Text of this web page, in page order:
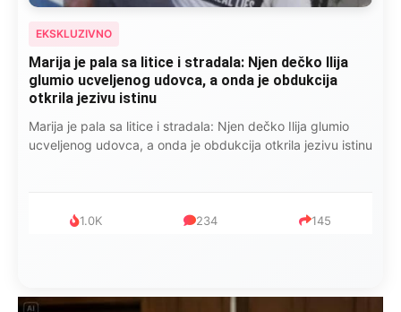
EKSKLUZIVNO
Marija je pala sa litice i stradala: Njen dečko Ilija
glumio ucveljenog udovca, a onda je obdukcija
otkrila jezivu istinu
Marija je pala sa litice i stradala: Njen dečko Ilija glumio
ucveljenog udovca, a onda je obdukcija otkrila jezivu istinu
1.0K 234 145